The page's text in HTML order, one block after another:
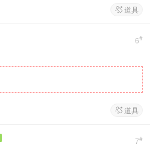
 道具
6#
 道具
7#